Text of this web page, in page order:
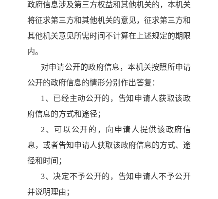
政府信息涉及第三方权益和其他机关的，本机关
将征求第三方和其他机关的意见，征求第三方和
其他机关意见所需时间不计算在上述规定的期限
内。
对申请公开的政府信息，本机关按照所申请
公开的政府信息的情形分别作出答复：
1、已经主动公开的，告知申请人获取该政
府信息的方式和途径；
2、可以公开的，向申请人提供该政府信
息，或者告知申请人获取该政府信息的方式、途
径和时间；
3、决定不予公开的，告知申请人不予公开
并说明理由；